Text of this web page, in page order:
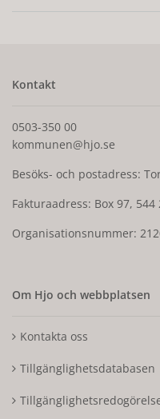
Kontakt
0503-350 00
kommunen@hjo.se
Besöks- och postadress:
Fakturaadress: Box 97, 544
Organisationsnummer:
Om Hjo och webbplatsen
Kontakta oss
Tillgänglighetsdatabasen